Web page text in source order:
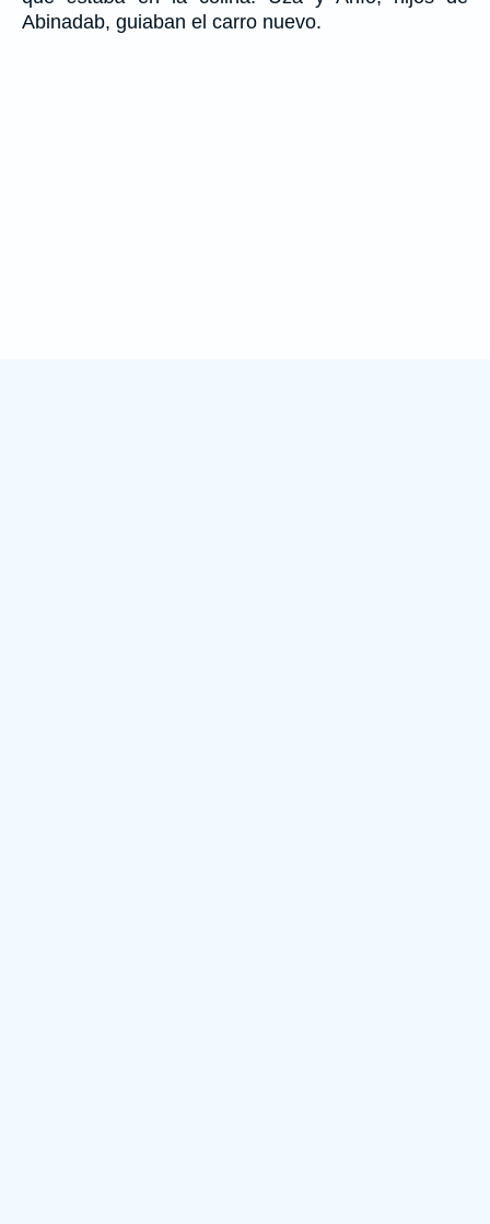
Abinadab, guiaban el carro nuevo.